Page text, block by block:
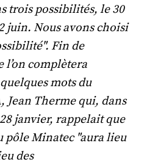
trois possibilités, le 30
juin. Nous avons choisi
Fin de
l’on complètera
mots du
Jean Therme qui, dans
janvier, rappelait que
pôle Minatec "aura lieu
des